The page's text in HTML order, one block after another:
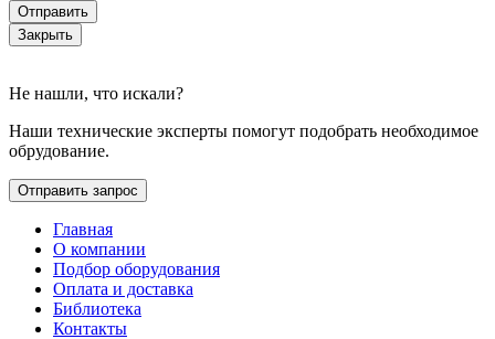
Отправить
Закрыть
Не нашли, что искали?
Наши технические эксперты помогут подобрать необходимое
обрудование.
Отправить запрос
Главная
О компании
Подбор оборудования
Оплата и доставка
Библиотека
Контакты